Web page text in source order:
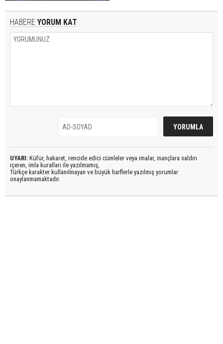
HABERE YORUM KAT
UYARI: Küfür, hakaret, rencide edici cümleler veya imalar, inançlara saldırı
içeren, imla kuralları ile yazılmamış,
Türkçe karakter kullanılmayan ve büyük harflerle yazılmış yorumlar
onaylanmamaktadır.